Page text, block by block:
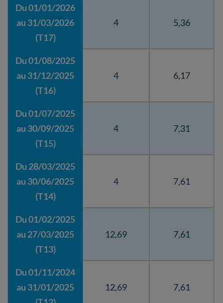
Du 01/01/2026
au 31/03/2026
(T17)
4 5,36
Du 01/08/2025
au 31/12/2025
(T16)
4 6,17
Du 01/07/2025
au 30/09/2025
(T15)
4 7,31
Du 28/03/2025
au 30/06/2025
(T14)
4 7,61
Du 01/02/2025
au 27/03/2025
(T13)
12,69 7,61
Du 01/11/2024
au 31/01/2025
12,69 7,61